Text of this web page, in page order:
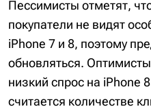
Пессимисты отметят,
покупатели не видят
iPhone 7 и 8, поэтому
обновляться.
низкий спрос на iPhone
считается количестве